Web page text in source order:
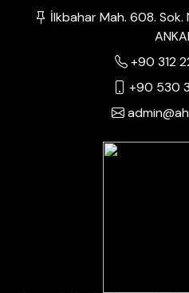
İlkbahar Mah. 608.
+90 312
+90 530